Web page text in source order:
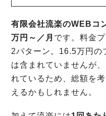
有限会社流楽のWEBコ
万円～／月 です。料金
2パターン。16.5万円の
は含まれていませんが
れているため、総額を
えるかもしれません。